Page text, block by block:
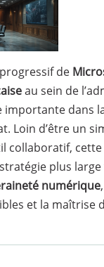
de
au sein de
importante dans
Loin d’être un
collaboratif,
plus large
numérique
et la maîtrise